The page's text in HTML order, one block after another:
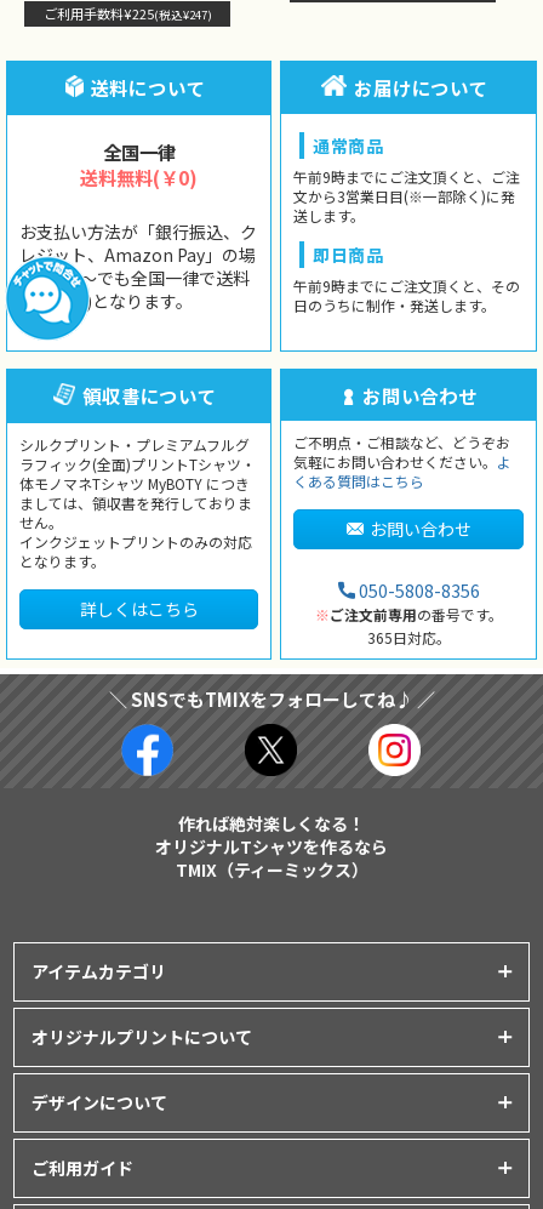
ご利用手数料¥225(税込¥247)
送料について
全国一律
送料無料(￥0)
お支払い方法が「銀行振込、ク
レジット、Amazon Pay」の場
合、1枚〜でも全国一律で送料
無料(￥0)となります。
お届けについて
通常商品
午前9時までにご注文頂くと、ご注
文から3営業日目(※一部除く)に発
送します。
即日商品
午前9時までにご注文頂くと、その
日のうちに制作・発送します。
領収書について
シルクプリント・プレミアムフルグ
ラフィック(全面)プリントTシャツ・
体モノマネTシャツ MyBOTY につき
ましては、領収書を発行しておりま
せん。
インクジェットプリントのみの対応
となります。
詳しくはこちら
お問い合わせ
ご不明点・ご相談など、どうぞお
気軽にお問い合わせください。 よ
くある質問はこちら
お問い合わせ
050-5808-8356
※ご注文前専用の番号です。
365日対応。
＼ SNSでもTMIXをフォローしてね♪ ／
作れば絶対楽しくなる！
オリジナルTシャツを作るなら
TMIX（ティーミックス）
アイテムカテゴリ
ポロシャツ│ スポーツウェア
パーカー・スウェット│ベビー服
バッグ・ポーチ
オリジナルプリントについて
シルクスクリーンプリント
昇華転写プリント
デザインについて
ご利用ガイド